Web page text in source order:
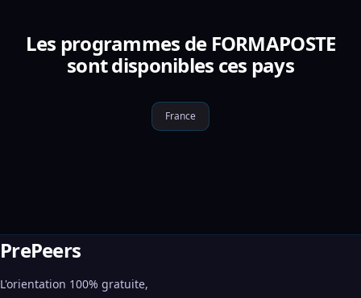
Les programmes de FORMAPOSTE
sont disponibles ces pays
France
PrePeers
L'orientation 100% gratuite,